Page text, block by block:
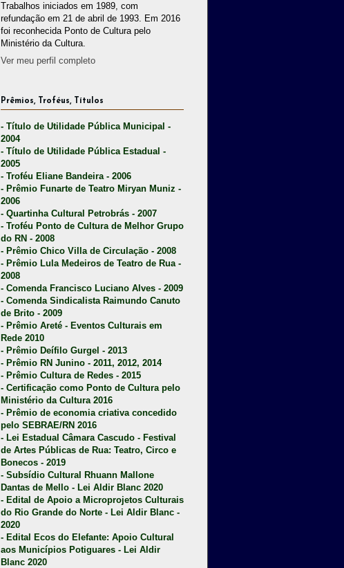
Trabalhos iniciados em 1989, com
refundação em 21 de abril de 1993. Em 2016
foi reconhecida Ponto de Cultura pelo
Ministério da Cultura.
Ver meu perfil completo
Prêmios, Troféus, Títulos
- Título de Utilidade Pública Municipal -
2004
- Título de Utilidade Pública Estadual -
2005
- Troféu Eliane Bandeira - 2006
- Prêmio Funarte de Teatro Miryan Muniz -
2006
- Quartinha Cultural Petrobrás - 2007
- Troféu Ponto de Cultura de Melhor Grupo
do RN - 2008
- Prêmio Chico Villa de Circulação - 2008
- Prêmio Lula Medeiros de Teatro de Rua -
2008
- Comenda Francisco Luciano Alves - 2009
- Comenda Sindicalista Raimundo Canuto
de Brito - 2009
- Prêmio Areté - Eventos Culturais em
Rede 2010
- Prêmio Deífilo Gurgel - 2013
- Prêmio RN Junino - 2011, 2012, 2014
- Prêmio Cultura de Redes - 2015
- Certificação como Ponto de Cultura pelo
Ministério da Cultura 2016
- Prêmio de economia criativa concedido
pelo SEBRAE/RN 2016
- Lei Estadual Câmara Cascudo - Festival
de Artes Públicas de Rua: Teatro, Circo e
Bonecos - 2019
- Subsídio Cultural Rhuann Mallone
Dantas de Mello - Lei Aldir Blanc 2020
- Edital de Apoio a Microprojetos Culturais
do Rio Grande do Norte - Lei Aldir Blanc -
2020
- Edital Ecos do Elefante: Apoio Cultural
aos Municípios Potiguares - Lei Aldir
Blanc 2020